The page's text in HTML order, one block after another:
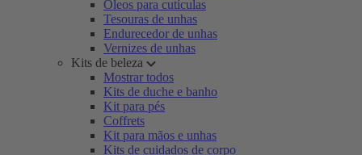
Óleos para cutículas
Tesouras de unhas
Endurecedor de unhas
Vernizes de unhas
Kits de beleza
Mostrar todos
Kits de duche e banho
Kit para pés
Coffrets
Kit para mãos e unhas
Kits de cuidados de corpo